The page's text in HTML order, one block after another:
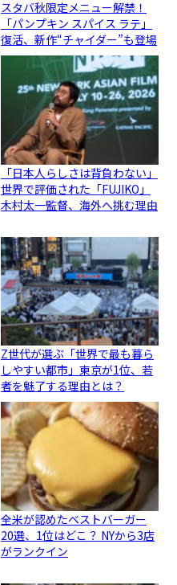
スタバ秋限定メニュー解禁！
「パンプキン スパイス ラテ」
復活、新作“チャイダー”も登場
「日本人らしさは背負わない」
世界で評価された「FUJIKO」
木村太一監督、海外へ挑む理由
Z世代が選ぶ「世界で最も暮ら
しやすい都市」東京が1位、若
者を魅了する理由とは？
全米が認めたベストバーガー
20選、1位はどこ？ NYから3店
がランクイン